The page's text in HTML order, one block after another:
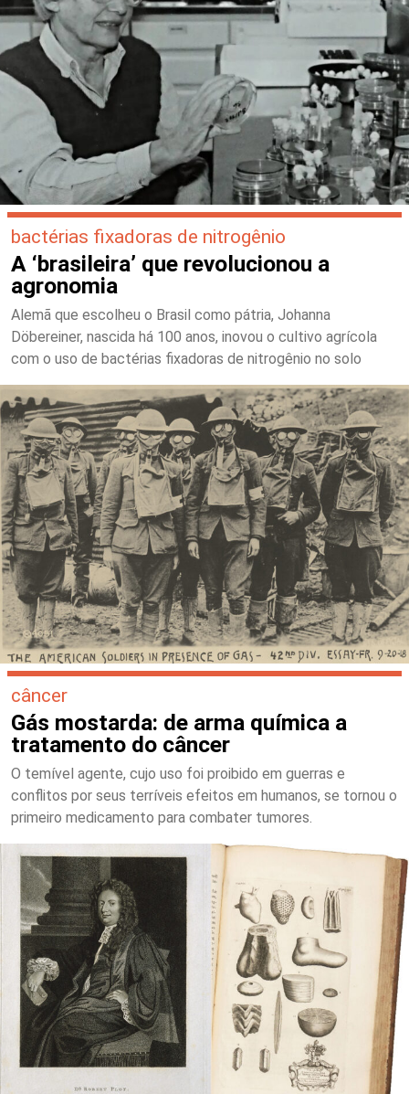
bactérias fixadoras de nitrogênio
A ‘brasileira’ que revolucionou a
agronomia
Alemã que escolheu o Brasil como pátria, Johanna
Döbereiner, nascida há 100 anos, inovou o cultivo agrícola
com o uso de bactérias fixadoras de nitrogênio no solo
câncer
Gás mostarda: de arma química a
tratamento do câncer
O temível agente, cujo uso foi proibido em guerras e
conflitos por seus terríveis efeitos em humanos, se tornou o
primeiro medicamento para combater tumores.